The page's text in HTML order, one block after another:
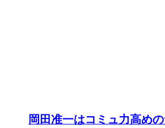
岡田准一はコミュ力高め